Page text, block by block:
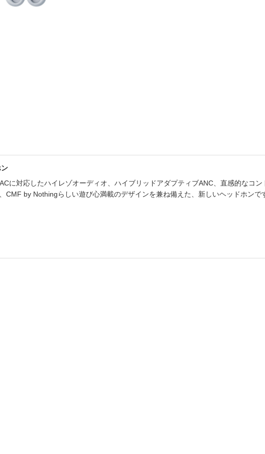
に対応したハイレゾオーディオ、ハイブリッドアダプティブANC、直感的なコン
by Nothingらしい遊び心満載のデザインを兼ね備えた、新しいヘッドホンで